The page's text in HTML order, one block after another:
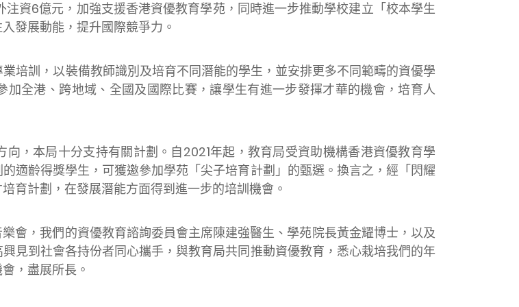
資6億元，加強支援香港資優教育學苑，同時進一步推動學校建立「校本學生
發展動能，提升國際競爭力。
訓，以裝備教師識別及培育不同潛能的學生，並安排更多不同範疇的資優學
全港、跨地域、全國及國際比賽，讓學生有進一步發揮才華的機會，培育人
本局十分支持有關計劃。自2021年起，教育局受資助機構香港資優教育學
適齡得獎學生，可獲邀參加學苑「尖子培育計劃」的甄選。換言之，經「閃耀
育計劃，在發展潛能方面得到進一步的培訓機會。
，我們的資優教育諮詢委員會主席陳建強醫生、學苑院長黃金耀博士，以及
見到社會各持份者同心攜手，與教育局共同推動資優教育，悉心栽培我們的年
，盡展所長。